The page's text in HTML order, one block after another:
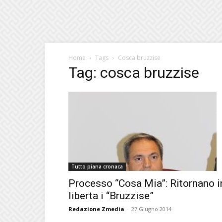
Home Tags Cosca bruzzise
Tag: cosca bruzzise
Tutto piana cronaca
Processo “Cosa Mia”: Ritornano
liberta i “Bruzzise”
Redazione Zmedia - 27 Giugno 2014